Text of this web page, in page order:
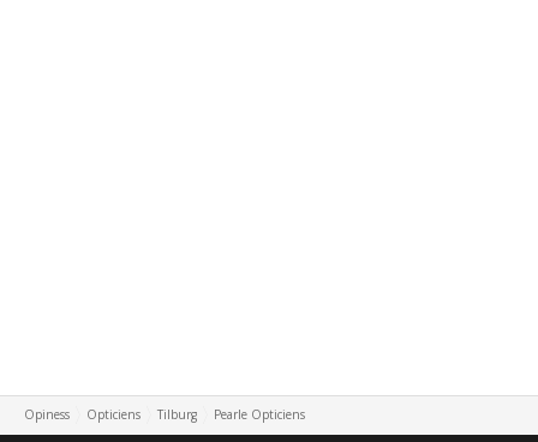
Opiness Opticiens Tilburg Pearle Opticiens